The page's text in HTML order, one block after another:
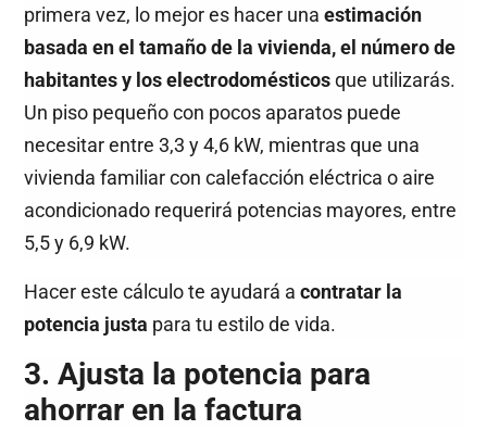
primera vez, lo mejor es hacer unaestimación
basada en el tamaño de la vivienda, el número de
habitantes y los electrodomésticosque utilizarás.
Un piso pequeño con pocos aparatos puede
necesitar entre 3,3 y 4,6 kW, mientras que una
vivienda familiar con calefacción eléctrica o aire
acondicionado requerirá potencias mayores, entre
5,5 y 6,9 kW.
Hacer este cálculo te ayudará acontratar la
potencia justa para tu estilo de vida.
3. Ajusta la potencia para
ahorrar en la factura